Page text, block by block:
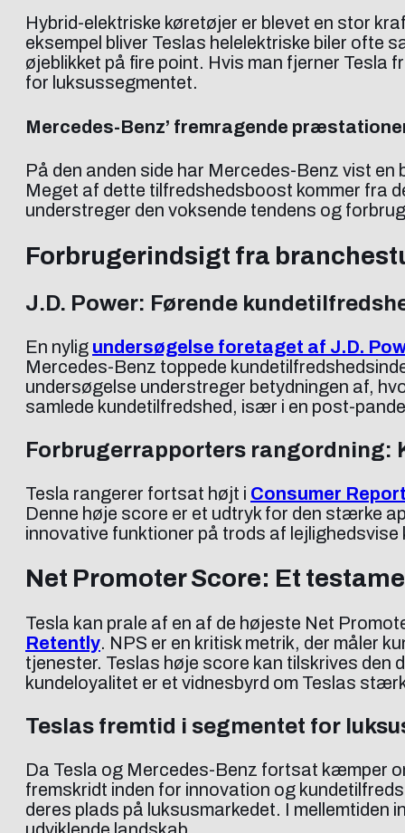
Hybrid-elektriske køretøjer er blevet en stor
eksempel bliver Teslas helelektriske biler ofte
øjeblikket på fire point. Hvis man fjerner Tesla
for luksussegmentet.
Mercedes-Benz’ fremragende
På den anden side har Mercedes-Benz vist
Meget af dette tilfredshedsboost kommer fra
understreger den voksende tendens og
Forbrugerindsigt fra
J.D. Power: Førende
En nylig undersøgelse foretaget af J.D.
Mercedes-Benz toppede
undersøgelse understreger betydningen af,
samlede kundetilfredshed, især i en post-
Forbrugerrapporters rangordning:
Tesla rangerer fortsat højt i Consumer
Denne høje score er et udtryk for den stærke
innovative funktioner på trods af
Net Promoter Score: Et
Tesla kan prale af en af de højeste Net
Retently. NPS er en kritisk metrik, der måler
tjenester. Teslas høje score kan tilskrives den
kundeloyalitet er et vidnesbyrd om Teslas
Teslas fremtid i segmentet for
Da Tesla og Mercedes-Benz fortsat kæmper
fremskridt inden for innovation og
deres plads på luksusmarkedet. I